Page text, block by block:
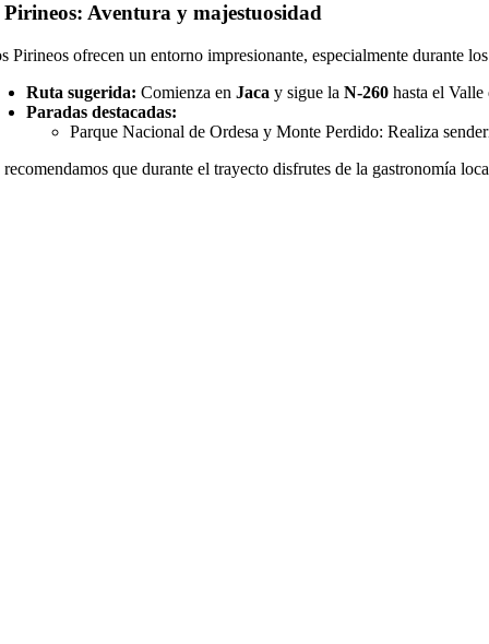
Pirineos: Aventura y majestuosidad
Pirineos ofrecen un entorno impresionante, especialmente durante
Ruta sugerida: Comienza en Jaca y sigue la N-260hasta el Valle
Paradas destacadas:
Parque Nacional de Ordesa y Monte Perdido: Realiza
recomendamos que durante el trayecto disfrutes de la gastronomía